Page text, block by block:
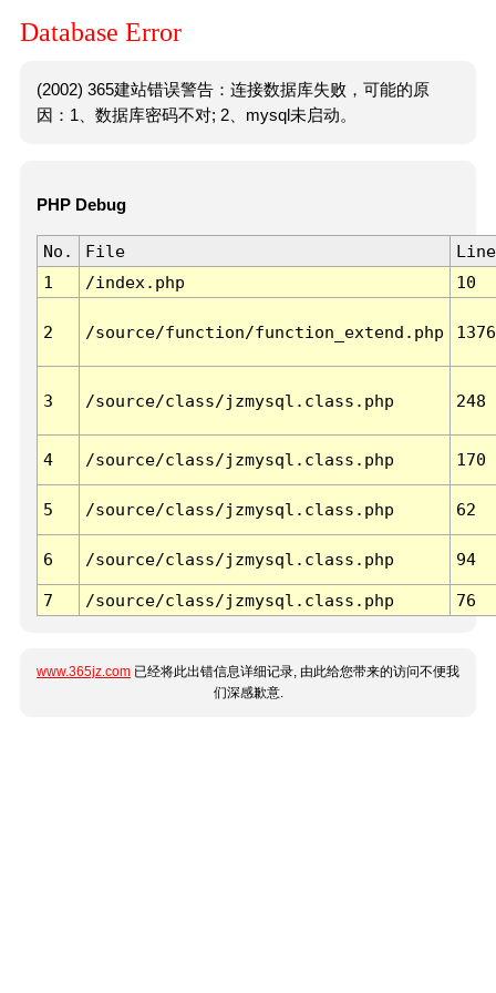
Database Error
(2002) 365建站错误警告：连接数据库失败，可能的原
因：1、数据库密码不对; 2、mysql未启动。
PHP Debug
No. File
Line
1
/index.php 10
2 /source/function/function_extend.php 1376
3 /source/class/jzmysql.class.php 248
4 /source/class/jzmysql.class.php 170
5 /source/class/jzmysql.class.php 62
6 /source/class/jzmysql.class.php 94
7 /source/class/jzmysql.class.php 76
www.365jz.com 已经将此出错信息详细记录, 由此给您带来的访问不便我
们深感歉意.